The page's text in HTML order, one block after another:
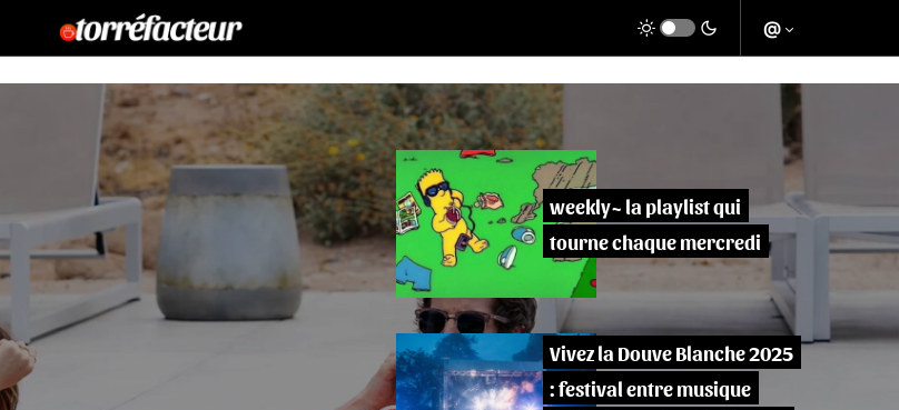
@
weekly~ la playlist qui
tourne chaque mercredi
Vivez la Douve Blanche 2025
: festival entre musique